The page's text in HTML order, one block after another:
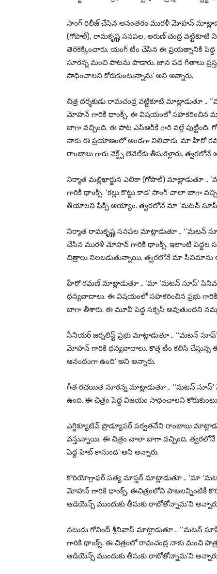
సాంగ్ రిలీజ్ చేసిన అనంతరం మురళీ మోహన్
(గోపాల్), రామకృష్ణ సనపల, అరుణ్ చంద్ర
తెరెకెక్కించారు. యంగ్ టీం చేసిన ఈ ప్రయత్నానికి
సూరన్న మంచి పాటను పాడారు. జాన పద గీతాలు
సాధించాలని కోరుకుంటున్నాను’ అని అన్నారు.
చిత్ర దర్శకుడు రామచంద్ర వట్టికూటి మాట్లాడుతూ ..
మోహన్ గారికి థాంక్స్. ఈ విషయంలో సహకరించిన మా
బాగా వచ్చింది. ఈ పాట ఎస్ఆర్‌కే గారి వల్లే పుట్టింది.
నాకు ఈ ప్రయాణంలో అండగా నిలిచారు. మా హీరో
రాంబాబు గారు నెక్ట్స్ లెవెల్‌కు తీసుకెళ్లారు.
నిర్మాత మల్లిఖార్జున ఎలికా (గోపాల్) మాట్లాడుతూ ..
గారికి థాంక్స్. ‘కల్లు కొట్టు కాడ’ సాంగ్ చాలా బాగా
తీయాలని ఫిక్స్ అయ్యాం. త్వరలోనే మా ‘మటన్ సూప్’
నిర్మాత రామకృష్ణ సనపల మాట్లాడుతూ .. ‘‘మటన్
చేసిన మురళీ మోహన్ గారికి థాంక్స్. ఇలాంటి పెద్దల
చిత్రాలు నిలబడుతున్నాయి. త్వరలోనే మా సినిమాను
హీరో రమణ్ మాట్లాడుతూ .. ‘మా ‘మటన్ సూప్’
ధన్యవాదాలు. ఈ విషయంలో సహకరించిన ప్రభు
బాగా తీశారు. ఈ మూవీ పెద్ద సక్సెస్ అవుతుందని
సీనియర్ జర్నలిస్ట్ ప్రభు మాట్లాడుతూ .. ‘‘మటన్
మోహన్ గారికి ధన్యవాదాలు. కొత్త టీం కలిసి చేస్తున్న
ఆనందంగా ఉంది’ అని అన్నారు.
గీత రచయిత సూరన్న మాట్లాడుతూ .. ‘‘మటన్
ఉంది. ఈ చిత్రం పెద్ద విజయం సాధించాలని
ఎగ్జిక్యూటివ్ ప్రొడ్యూస‌ర్‌ పర్వ‌త‌నేని రాంబాబు
వస్తున్నాయి. ఈ చిత్రం చాలా బాగా వచ్చింది.
పెద్ద హిట్ కానుంది’ అని అన్నారు.
కొరియోగ్రాఫర్ సత్య మాస్టర్ మాట్లాడుతూ .. ‘మా
మోహన్ గారికి థాంక్స్. ఈచిత్రంలోని పాటలన్నింటికీ
ఆడియెన్స్ ముందుకు తీసుకు రాబోతోన్నామ’ని
నటుడు గోవింద్ శ్రీనివాస్ మాట్లాడుతూ .. ‘‘మటన్
గారికి థాంక్స్. ఈ చిత్రంలో రామచంద్ర నాకు మంచి
ఆడియెన్స్ ముందుకు తీసుకు రాబోతోన్నామ’ని